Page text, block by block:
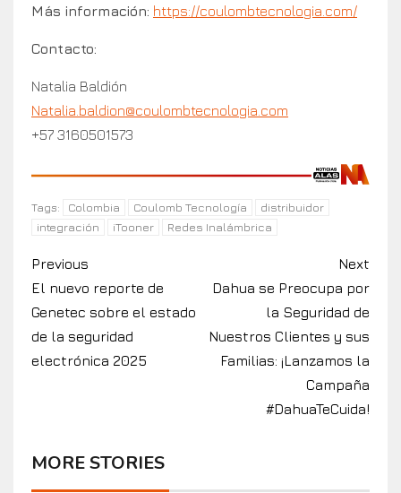
Más información: https://coulombtecnologia.com/
Contacto:
Natalia Baldión
Natalia.baldion@coulombtecnologia.com
+57 3160501573
Tags: Colombia Coulomb Tecnología
distribuidor
integración
iTooner Redes Inalámbrica
Previous
El nuevo reporte de
Genetec sobre el estado
de la seguridad
electrónica 2025
Next
Dahua se Preocupa por
la Seguridad de
Nuestros Clientes y sus
Familias: ¡Lanzamos la
Campaña
#DahuaTeCuida!
MORE STORIES